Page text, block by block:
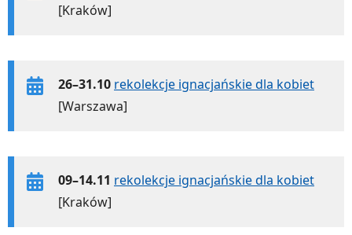
[Kraków]
26–31.10 rekolekcje ignacjańskie dla kobiet
[Warszawa]
09–14.11 rekolekcje ignacjańskie dla kobiet
[Kraków]